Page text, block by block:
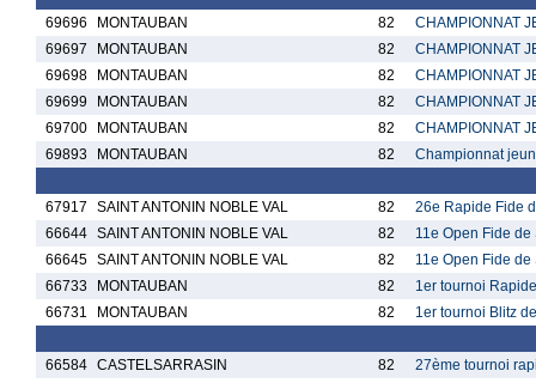
69696 MONTAUBAN 82
CHAMPIONNAT
69697
MONTAUBAN 82
CHAMPIONNAT
69698
MONTAUBAN 82
CHAMPIONNAT
69699
MONTAUBAN 82
CHAMPIONNAT
69700
MONTAUBAN 82
CHAMPIONNAT
69893
MONTAUBAN 82 Championnat
67917 SAINT ANTONIN NOBLE VAL 82
26e Rapide Fide
66644 SAINT ANTONIN NOBLE VAL 82
11e Open Fide
66645 SAINT ANTONIN NOBLE VAL 82
11e Open Fide
66733
MONTAUBAN 82
1er tournoi
66731
MONTAUBAN 82 1er tournoi Blitz
66584 CASTELSARRASIN 82
27ème tournoi